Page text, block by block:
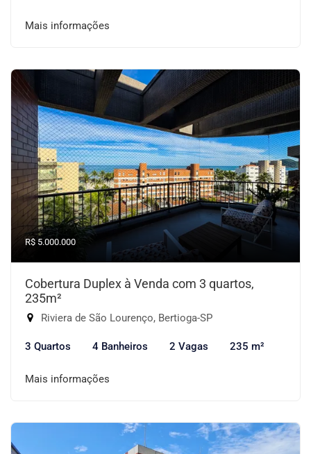
Mais informações
R$ 5.000.000
Cobertura Duplex à Venda com 3 quartos,
235m²
Riviera de São Lourenço, Bertioga-SP
3 Quartos 4 Banheiros 2 Vagas 235 m²
Mais informações